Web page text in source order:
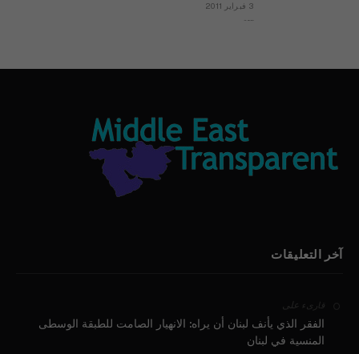
3 فبراير 2011
آخر التعليقات
قارىء على
الفقر الذي يأنف لبنان أن يراه: الانهيار الصامت للطبقة الوسطى
المنسية في لبنان